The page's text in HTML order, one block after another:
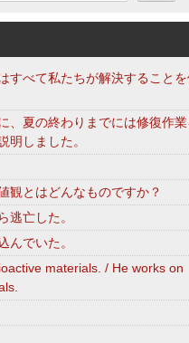
すべて私たちが解決することを
、夏の終わりまでには修復作業
明しました。
観とはどんなものですか？
逃亡した。
んでいた。
materials. / He works on